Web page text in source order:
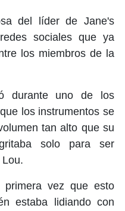
del líder de Jane's
sociales que ya
los miembros de la
durante uno de los
los instrumentos se
tan alto que su
solo para ser
vez que esto
estaba lidiando con